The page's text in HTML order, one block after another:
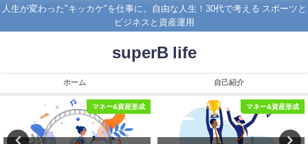
人生が変わった"キッカケ"を仕事に。自由な人生！30代で考える スポーツと
ビジネスと資産運用
superB life
ホーム 自己紹介
マネー&資産形成 マネー&資産形成